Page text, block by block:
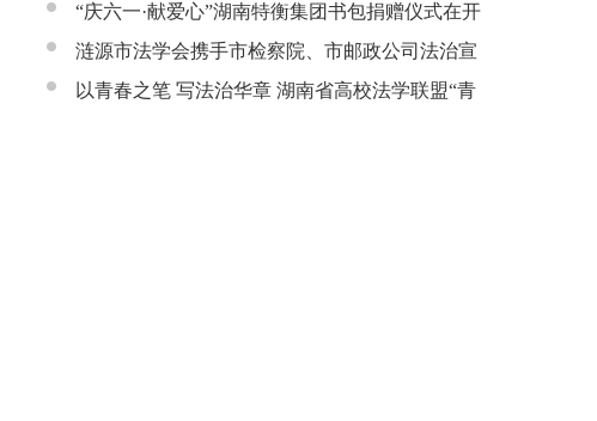
开慧镇
“庆六一·献爱心”湖南特衡集团书包捐赠仪式在开
慧镇举行
涟源市法学会携手市检察院、市邮政公司法治宣
讲走进七星街镇仙洞中学
以青春之笔 写法治华章 湖南省高校法学联盟“青